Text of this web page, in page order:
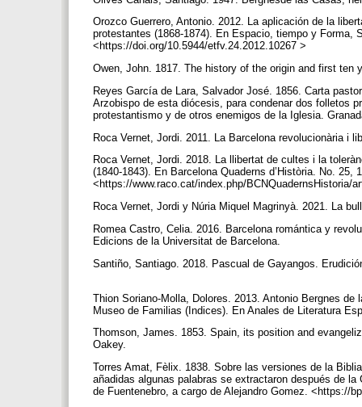
Orozco Guerrero, Antonio. 2012. La aplicación de la
protestantes (1868-1874). En Espacio, tiempo y Forma,
<https://doi.org/10.5944/etfv.24.2012.10267 >
Owen, John. 1817. The history of the origin and first
Reyes García de Lara, Salvador José. 1856. Carta
Arzobispo de esta diócesis, para condenar dos folletos
protestantismo y de otros enemigos de la Iglesia.
Roca Vernet, Jordi. 2011. La Barcelona revolucionària i
Roca Vernet, Jordi. 2018. La llibertat de cultes i la
(1840-1843). En Barcelona Quaderns d’Història. No. 25,
<https://www.raco.cat/index.php/BCNQuadernsHistoria/
Roca Vernet, Jordi y Núria Miquel Magrinyà. 2021. La
Romea Castro, Celia. 2016. Barcelona romántica y
Edicions de la Universitat de Barcelona.
Santiño, Santiago. 2018. Pascual de Gayangos.
Thion Soriano-Molla, Dolores. 2013. Antonio Bergnes
Museo de Familias (Indices). En Anales de Literatura
Thomson, James. 1853. Spain, its position and
Oakey.
Torres Amat, Fèlix. 1838. Sobre las versiones de la
añadidas algunas palabras se extractaron después de
de Fuentenebro, a cargo de Alejandro Gomez. <https://